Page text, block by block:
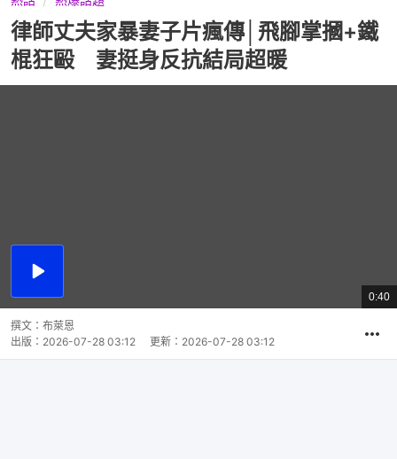
律師丈夫家暴妻子片瘋傳│飛腳掌摑+鐵
棍狂毆 妻挺身反抗結局超暖
播
總
共
0:40
撰文： 布萊恩
出版： 2026-07-28 03:12 更新： 2026-07-28 03:12